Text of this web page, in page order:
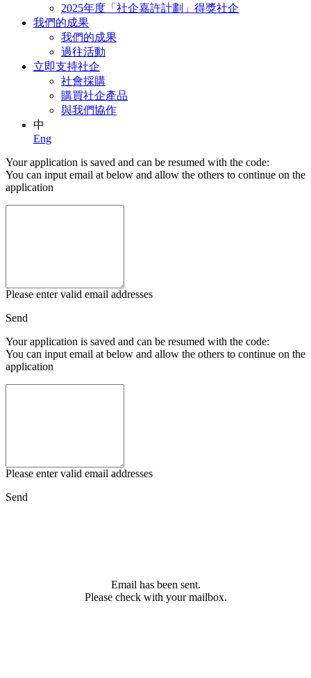
2025年度「社企嘉許計劃」得獎社企
我們的成果
我們的成果
過往活動
立即支持社企
社會採購
購買社企產品
與我們協作
中
Eng
Your application is saved and can be resumed with the code:
You can input email at below and allow the others to continue on the
application
Please enter valid email addresses
Send
Your application is saved and can be resumed with the code:
You can input email at below and allow the others to continue on the
application
Please enter valid email addresses
Send
Email has been sent.
Please check with your mailbox.